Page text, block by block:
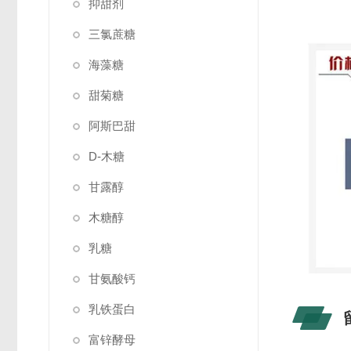
抑甜剂
三氯蔗糖
海藻糖
甜菊糖
阿斯巴甜
D-木糖
甘露醇
木糖醇
乳糖
甘氨酸钙
乳铁蛋白
富锌酵母